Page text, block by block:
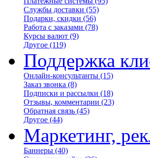
Службы доставки (55)
Подарки, скидки (56)
Работа с заказами (78)
Курсы валют (9)
Другое (119)
Поддержка
Онлайн-консультанты (15)
Заказ звонка (8)
Подписки и рассылки (18)
Отзывы, комментарии (23)
Обратная связь (45)
Другое (44)
Маркетинг,
Баннеры (40)